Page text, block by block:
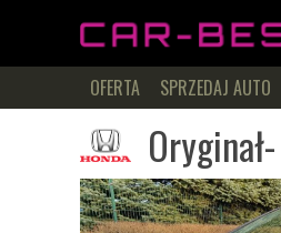
OFERTA SPRZEDAJ AUTO